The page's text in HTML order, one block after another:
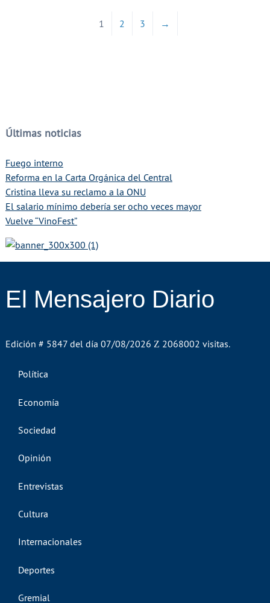
1 2 3 →
Últimas noticias
Fuego interno
Reforma en la Carta Orgánica del Central
Cristina lleva su reclamo a la ONU
El salario mínimo debería ser ocho veces mayor
Vuelve “VinoFest”
El Mensajero Diario
Edición # 5847 del día 07/08/2026 2068002 visitas.
Política
Economía
Sociedad
Opinión
Entrevistas
Cultura
Internacionales
Deportes
Gremial